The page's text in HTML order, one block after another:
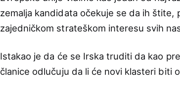
zemalja kandidata očekuje se da ih
zajedničkom strateškom interesu svih
Istakao je da će se Irska truditi da kao
članice odlučuju da li će novi klasteri biti